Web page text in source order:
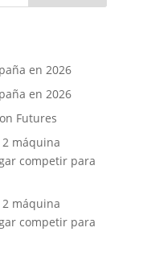
en 2026
en 2026
Futures
máquina
competir para
máquina
competir para